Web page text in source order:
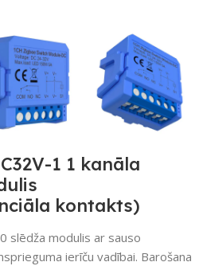
1 1 kanāla
kontakts)
slēdža modulis ar sauso
ierīču vadībai. Barošana